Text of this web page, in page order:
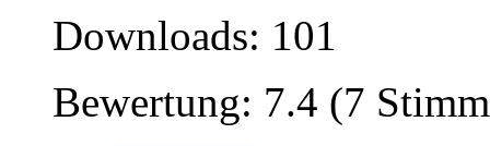
Downloads: 101
Bewertung: 7.4 (7